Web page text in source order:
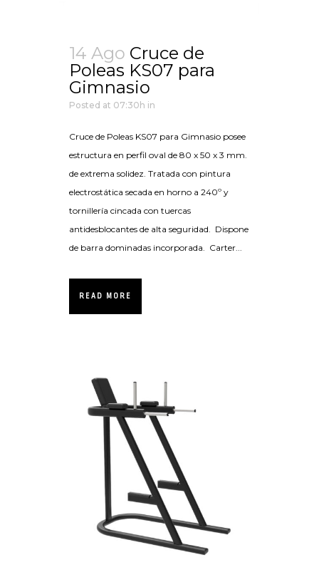
14 Ago Cruce de
Poleas KS07 para
Gimnasio
Posted at 07:30h in
Cruce de Poleas KS07 para Gimnasio posee
estructura en perfil oval de 80 x 50 x 3 mm.
de extrema solidez. Tratada con pintura
electrostática secada en horno a 240º y
tornillería cincada con tuercas
antidesblocantes de alta seguridad. Dispone
de barra dominadas incorporada. Carter...
READ MORE